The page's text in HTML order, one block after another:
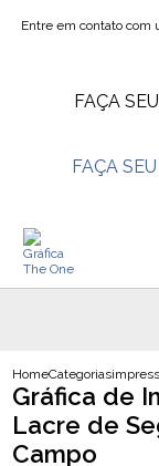
Entre em contato com
FAÇA
FAÇA
HomeCategorias
Gráfica de
Lacre de
Campo